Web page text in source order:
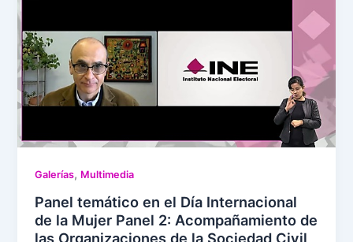
Galerías, Multimedia
Panel temático en el Día Internacional
de la Mujer Panel 2: Acompañamiento de
las Organizaciones de la Sociedad Civil